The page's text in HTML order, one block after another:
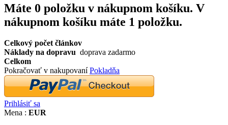
Máte 0 položku v nákupnom košíku. V
nákupnom košíku máte 1 položku.
Celkový počet článkov
Náklady na dopravu doprava zadarmo
Celkom
Pokračovať v nakupovaníPokladňa
Prihlásiť sa
Mena : EUR